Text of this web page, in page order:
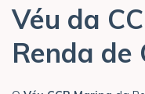
Véu da
Renda de